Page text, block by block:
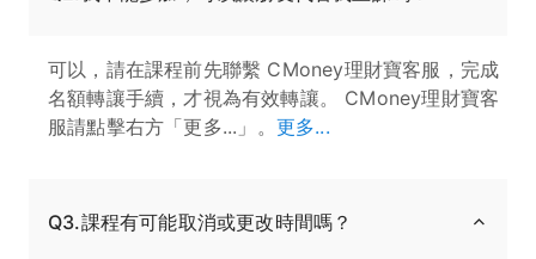
可以，請在課程前先聯繫 CMoney理財寶客服，完成
名額轉讓手續，才視為有效轉讓。 CMoney理財寶客
服請點擊右方「更多...」。 更多...
Q3.課程有可能取消或更改時間嗎？